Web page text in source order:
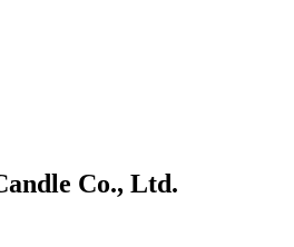
Co., Ltd.